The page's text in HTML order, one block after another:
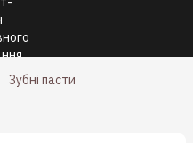
Зубні пасти